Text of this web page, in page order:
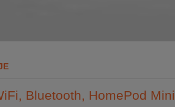
Bluetooth, HomePod Mini